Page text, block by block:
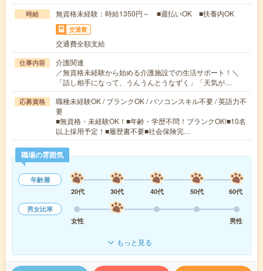
時給 無資格未経験：時給1350円～ ■週払いOK ■扶養内OK
交通費
交通費全額支給
仕事内容
介護関連
／無資格未経験から始める介護施設での生活サポート！＼
「話し相手になって、うんうんとうなずく」「天気が…
応募資格
職種未経験OK / ブランクOK / パソコンスキル不要 / 英語力不
要
■無資格・未経験OK！■年齢・学歴不問！ブランクOK!■10名
以上採用予定！■履歴書不要■社会保険完…
職場の雰囲気
年齢層
20代
30代 40代 50代
60代
男女比率
女性
男性
もっと見る